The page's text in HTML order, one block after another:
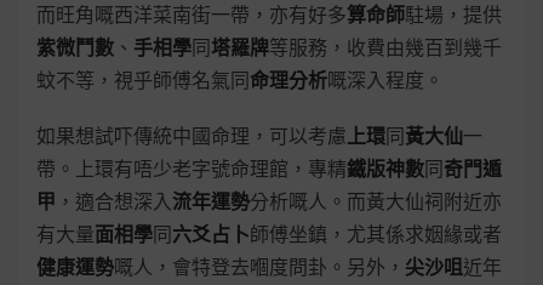
而旺角嘅西洋菜南街一帶，亦有好多算命師駐場，提供
紫微鬥數 、 手相學同塔羅牌等服務，收費由幾百到幾千
蚊不等，視乎師傅名氣同命理分析嘅深入程度。
如果想試吓傳統中國命理，可以考慮 上環同黃大仙一
帶。上環有唔少老字號命理館，專精鐵版神數同奇門遁
甲 ，適合想深入 流年運勢分析嘅人。而黃大仙祠附近亦
有大量面相學同六爻占卜師傅坐鎮，尤其係求姻緣或者
健康運勢嘅人，會特登去嗰度問卦。另外， 尖沙咀 近年